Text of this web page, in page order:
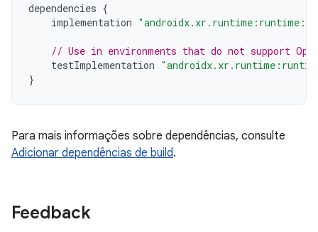
dependencies {
implementation
// Use in environments that do not support
testImplementation
}
Para mais informações sobre dependências, consulte
Adicionar dependências de build.
Feedback